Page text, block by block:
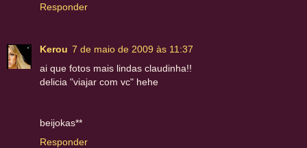
Responder
Kerou 7 de maio de 2009 às 11:37
ai que fotos mais lindas claudinha!!
delicia "viajar com vc" hehe
beijokas**
Responder